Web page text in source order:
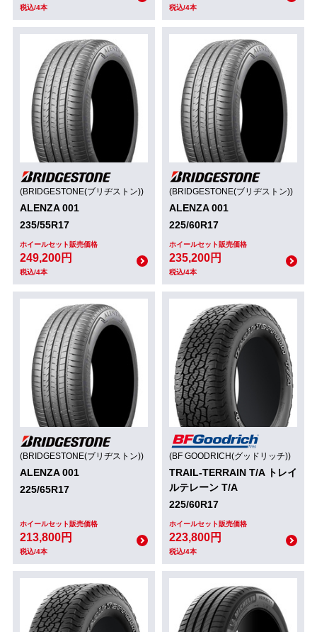
税込/4本 税込/4本
(BRIDGESTONE(ブリヂストン))
ALENZA 001
235/55R17
ホイールセット販売価格
249,200円
税込/4本
(BRIDGESTONE(ブリヂストン))
ALENZA 001
225/60R17
ホイールセット販売価格
235,200円
税込/4本
(BRIDGESTONE(ブリヂストン))
ALENZA 001
225/65R17
ホイールセット販売価格
213,800円
税込/4本
(BF GOODRICH(グッドリッチ))
TRAIL-TERRAIN T/A トレイ
ルテレーン T/A
225/60R17
ホイールセット販売価格
223,800円
税込/4本